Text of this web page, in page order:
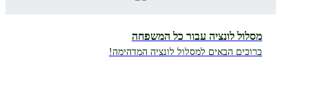
מסלול לונציה עבור כל המשפחה
ברוכים הבאים למסלול לונציה המדהימה!